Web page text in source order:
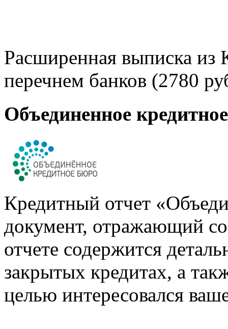
Расширенная выписка из
перечнем банков (2780
Объединенное
Кредитный отчет
документ, отражающий
отчете содержится
закрытых кредитах, а
целью интересовался